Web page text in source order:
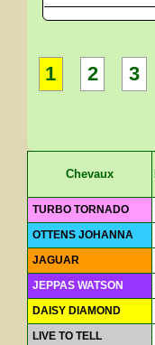
1 2 3
Chevaux
TURBO TORNADO
OTTENS JOHANNA
JAGUAR
JEPPAS WATSON
DAISY DIAMOND
LIVE TO TELL